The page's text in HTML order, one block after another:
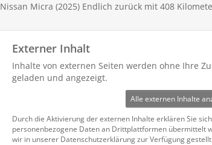
Nissan Micra (2025) Endlich zurück mit 408
Externer Inhalt
Inhalte von externen Seiten werden ohne Ihre
geladen und angezeigt.
Alle externen Inhalte
Durch die Aktivierung der externen Inhalte erklären Sie
personenbezogene Daten an Drittplattformen übermittelt
wir in unserer Datenschutzerklärung zur Verfügung